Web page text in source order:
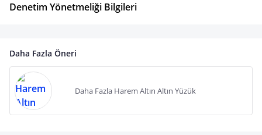
Denetim Yönetmeliği Bilgileri
Daha Fazla Öneri
Daha Fazla Harem Altın Altın Yüzük